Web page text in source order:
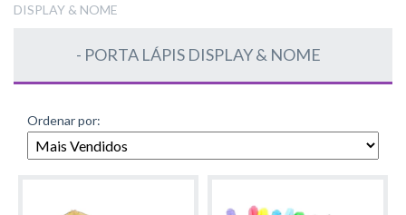
DISPLAY & NOME
- PORTA LÁPIS DISPLAY & NOME
Ordenar por: